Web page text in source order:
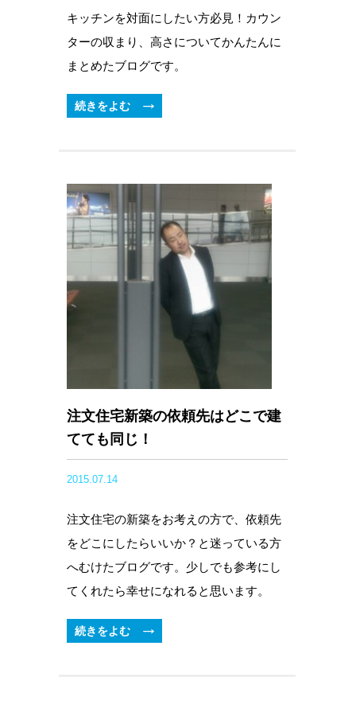
キッチンを対面にしたい方必見！カウン
ターの収まり、高さについてかんたんに
まとめたブログです。
続きをよむ
注文住宅新築の依頼先はどこで建
てても同じ！
2015.07.14
注文住宅の新築をお考えの方で、依頼先
をどこにしたらいいか？と迷っている方
へむけたブログです。少しでも参考にし
てくれたら幸せになれると思います。
続きをよむ